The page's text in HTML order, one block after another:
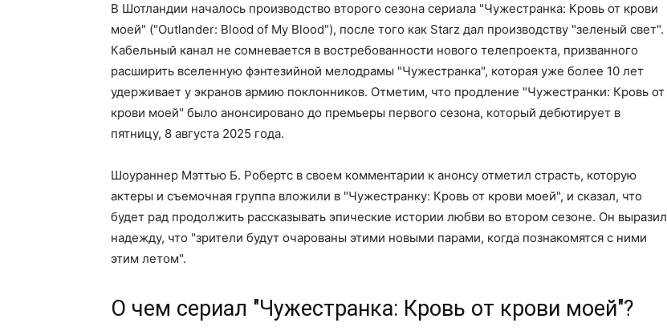
В Шотландии началось производство второго сезона сериала "Чужестранка: Кровь от крови
моей" ("Outlander: Blood of My Blood"), после того как Starz дал производству "зеленый свет".
Кабельный канал не сомневается в востребованности нового телепроекта, призванного
расширить вселенную фэнтезийной мелодрамы "Чужестранка", которая уже более 10 лет
удерживает у экранов армию поклонников. Отметим, что продление "Чужестранки: Кровь от
крови моей" было анонсировано до премьеры первого сезона, который дебютирует в
пятницу, 8 августа 2025 года.
Шоураннер Мэттью Б. Робертс в своем комментарии к анонсу отметил страсть, которую
актеры и съемочная группа вложили в "Чужестранку: Кровь от крови моей", и сказал, что
будет рад продолжить рассказывать эпические истории любви во втором сезоне. Он выразил
надежду, что "зрители будут очарованы этими новыми парами, когда познакомятся с ними
этим летом".
О чем сериал "Чужестранка: Кровь от крови моей"?